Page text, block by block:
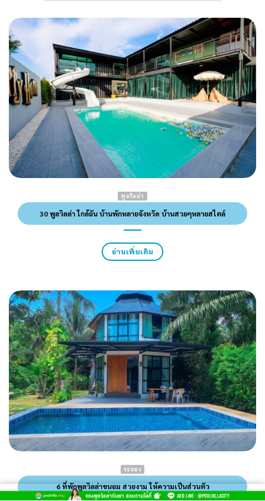
พูลวิลล่า
30 พูลวิลล่า ใกล้ฉัน บ้านพักหลายจังหวัด บ้านสวยๆหลายสไตล์
อ่านเพิ่มเติม
ระยอง
6 ที่พักพูลวิลล่าขนอม สวยงาม ให้ความเป็นส่วนตัว